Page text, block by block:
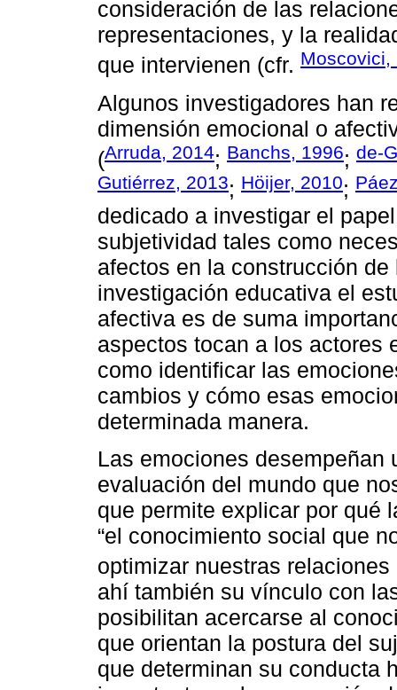
consideración de las
representaciones, y la
que intervienen (cfr. Moscovici,
Algunos investigadores han
dimensión emocional o
(Arruda, 2014; Banchs, 1996; de-
Gutiérrez, 2013; Höijer, 2010;
dedicado a investigar el
subjetividad tales como
afectos en la construcción
investigación educativa el
afectiva es de suma
aspectos tocan a los actores
como identificar las
cambios y cómo esas
determinada manera.
Las emociones desempeñan
evaluación del mundo que
que permite explicar por qué
“el conocimiento social que
optimizar nuestras relaciones
ahí también su vínculo con
posibilitan acercarse al
que orientan la postura del
que determinan su conducta